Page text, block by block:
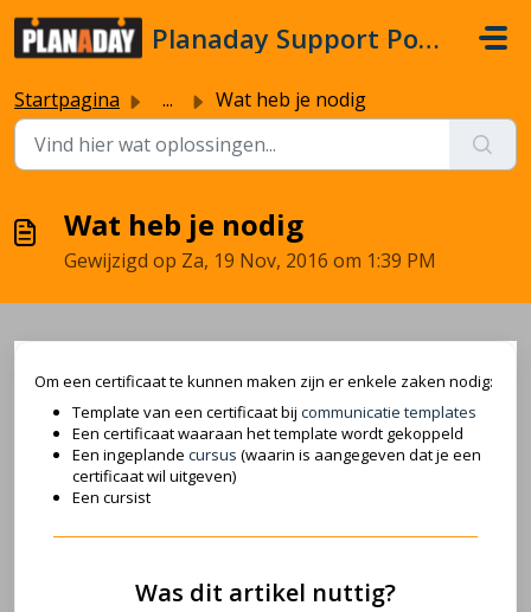
Doorgaan naar hoofdinhoud
Planaday Support Portal
Startpagina ... Wat heb je nodig
Wat heb je nodig
Gewijzigd op Za, 19 Nov, 2016 om 1:39 PM
Om een certificaat te kunnen maken zijn er enkele zaken nodig:
Template van een certificaat bij communicatie templates
Een certificaat waaraan het template wordt gekoppeld
Een ingeplande cursus (waarin is aangegeven dat je een
certificaat wil uitgeven)
Een cursist
Was dit artikel nuttig?